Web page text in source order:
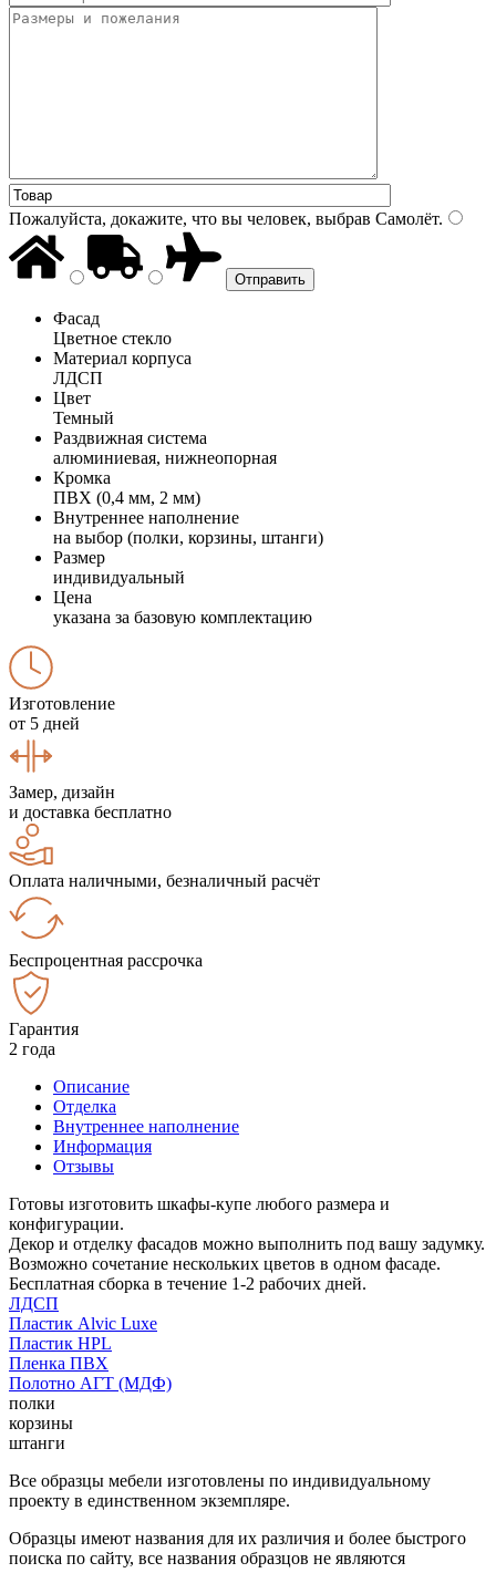
Пожалуйста, докажите, что вы человек, выбрав Самолёт.
Фасад
Цветное стекло
Материал корпуса
ЛДСП
Цвет
Темный
Раздвижная система
алюминиевая, нижнеопорная
Кромка
ПВХ (0,4 мм, 2 мм)
Внутреннее наполнение
на выбор (полки, корзины, штанги)
Размер
индивидуальный
Цена
указана за базовую комплектацию
Изготовление
от 5 дней
Замер, дизайн
и доставка бесплатно
Оплата наличными, безналичный расчёт
Беспроцентная рассрочка
Гарантия
2 года
Описание
Отделка
Внутреннее наполнение
Информация
Отзывы
Готовы изготовить шкафы-купе любого размера и
конфигурации.
Декор и отделку фасадов можно выполнить под вашу задумку.
Возможно сочетание нескольких цветов в одном фасаде.
Бесплатная сборка в течение 1-2 рабочих дней.
ЛДСП
Пластик Alvic Luxe
Пластик HPL
Пленка ПВХ
Полотно АГТ (МДФ)
полки
корзины
штанги
Все образцы мебели изготовлены по индивидуальному
проекту в единственном экземпляре.
Образцы имеют названия для их различия и более быстрого
поиска по сайту, все названия образцов не являются